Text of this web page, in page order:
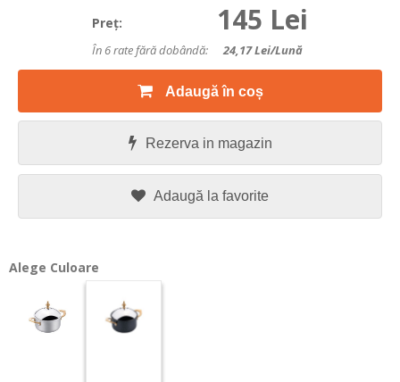
Preţ: 145 Lei
În 6 rate fără dobândă: 24,17Lei/lună
Adaugă în coș
Rezerva in magazin
Adaugă la favorite
Alege Culoare